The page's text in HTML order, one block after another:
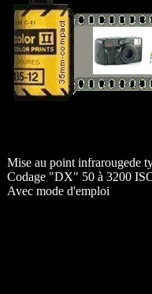
Mise au point infrarougede
Codage "DX" 50 à 3200
Avec mode d'emploi